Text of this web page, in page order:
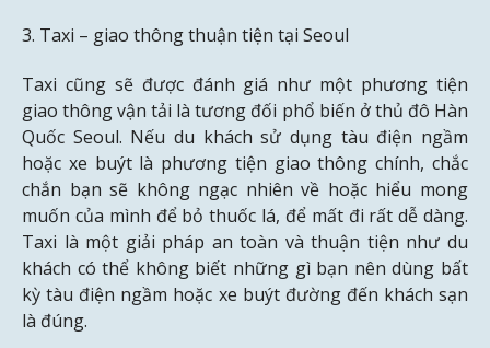
3. Taxi – giao thông thuận tiện tại Seoul
Taxi cũng sẽ được đánh giá như một phương tiện
giao thông vận tải là tương đối phổ biến ở thủ đô Hàn
Quốc Seoul. Nếu du khách sử dụng tàu điện ngầm
hoặc xe buýt là phương tiện giao thông chính, chắc
chắn bạn sẽ không ngạc nhiên về hoặc hiểu mong
muốn của mình để bỏ thuốc lá, để mất đi rất dễ dàng.
Taxi là một giải pháp an toàn và thuận tiện như du
khách có thể không biết những gì bạn nên dùng bất
kỳ tàu điện ngầm hoặc xe buýt đường đến khách sạn
là đúng.